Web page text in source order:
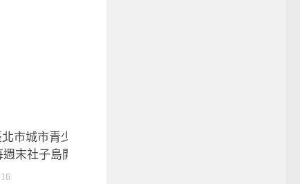
市城市青少年社區棒球對
末社子島開打